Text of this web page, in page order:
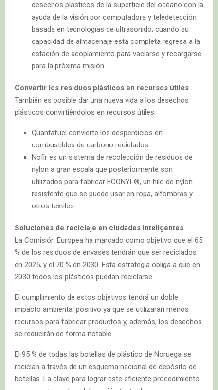
desechos plásticos de la superficie del océano con la
ayuda de la visión por computadora y teledetección
basada en tecnologías de ultrasonido; cuando su
capacidad de almacenaje está completa regresa a la
estación de acoplamiento para vaciarse y recargarse
para la próxima misión.
Convertir los residuos plásticos en recursos útiles
También es posible dar una nueva vida a los desechos
plásticos convirtiéndolos en recursos útiles.
Quantafuel convierte los desperdicios en
combustibles de carbono reciclados.
Nofir es un sistema de recolección de residuos de
nylon a gran escala que posteriormente son
utilizados para fabricar ECONYL®, un hilo de nylon
resistente que se puede usar en ropa, alfombras y
otros textiles.
Soluciones de reciclaje en ciudades inteligentes
La Comisión Europea ha marcado como objetivo que el 65
% de los residuos de envases tendrán que ser reciclados
en 2025, y el 70 % en 2030. Esta estrategia obliga a que en
2030 todos los plásticos puedan reciclarse.
El cumplimiento de estos objetivos tendrá un doble
impacto ambiental positivo ya que se utilizarán menos
recursos para fabricar productos y, además, los desechos
se reducirán de forma notable.
El 95 % de todas las botellas de plástico de Noruega se
reciclan a través de un esquema nacional de depósito de
botellas. La clave para lograr este eficiente procedimiento